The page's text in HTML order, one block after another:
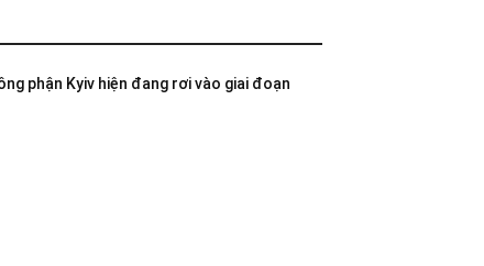
phận Kyiv hiện đang rơi vào giai đoạn